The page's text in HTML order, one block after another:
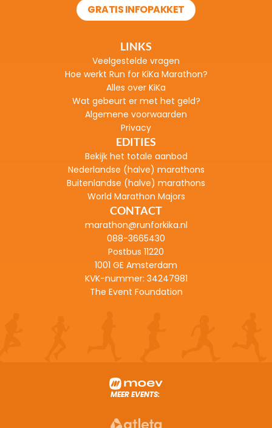
GRATIS INFOPAKKET
LINKS
Veelgestelde vragen
Hoe werkt Run for KiKa Marathon?
Alles over KiKa
Wat gebeurt er met het geld?
Algemene voorwaarden
Privacy
EDITIES
Bekijk het totale aanbod
Nederlandse (halve) marathons
Buitenlandse (halve) marathons
World Marathon Majors
CONTACT
marathon@runforkika.nl
088-3665430
Postbus 11220
1001 GE Amsterdam
KVK-nummer: 34247981
The Event Foundation
MEER EVENTS: